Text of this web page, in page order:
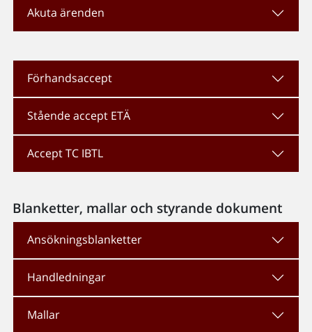
Akuta ärenden
Förhandsaccept
Stående accept ETÄ
Accept TC IBTL
Blanketter, mallar och styrande dokument
Ansökningsblanketter
Handledningar
Mallar